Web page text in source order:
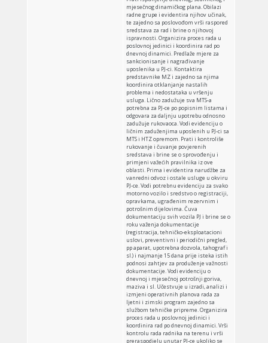
mjesečnog dinamičkog plana. Obilazi
radne grupe i evidentira njihov učinak,
te zajedno sa poslovođom vrši raspored
sredstava za rad i brine o njihovoj
ispravnosti. Organizira proces rada u
poslovnoj jedinici i koordinira rad po
dnevnoj dinamici. Predlaže mjere za
sankcionisanje i nagrađivanje
uposlenika u PJ-ci. Kontaktira
predstavnike MZ i zajedno sa njima
koordinira otklanjanje nastalih
problema i nedostataka u vršenju
usluga. Lično zadužuje sva MTS-a
potrebna za PJ-ce po popisnim listama i
odgovara za daljnju upotrebu odnosno
zadužuje rukovaoca. Vodi evidenciju o
ličnim zaduženjima uposlenih u PJ-ci sa
MTS i HTZ opremom. Prati i kontroliše
rukovanje i čuvanje povjerenih
sredstava i brine se o sprovođenju i
primjeni važećih pravilnika iz ove
oblasti. Prima i evidentira narudžbe za
vanredni odvoz i ostale usluge u okviru
PJ-ce. Vodi potrebnu evidenciju za svako
motorno vozilo i sredstvo o registraciji,
opravkama, ugrađenim rezervnim i
potrošnim dijelovima. Čuva
dokumentaciju svih vozila PJ i brine se o
roku važenja dokumentacije
(registracija, tehničko-eksploatacioni
uslovi, preventivni i periodični pregled,
pp aparat, upotrebna dozvola, tahograf i
sl.) i najmanje 15 dana prije isteka istih
podnosi zahtjev za produženje važnosti
dokumentacije. Vodi evidenciju o
dnevnoj i mjesečnoj potrošnji goriva,
maziva i sl. Učestvuje u izradi, analizi i
izmjeni operativnih planova rada za
ljetni i zimski program zajedno sa
službom tehničke pripreme. Organizira
proces rada u poslovnoj jedinici i
koordinira rad po dnevnoj dinamici. Vrši
kontrolu rada radnika na terenu i vrši
preraspodjelu unutar PJ-ce ukoliko se